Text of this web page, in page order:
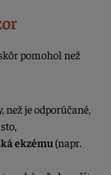
pomohol než
než je odporúčané,
ekzému (napr.